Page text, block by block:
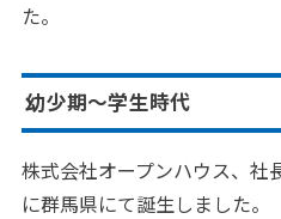
た。
幼少期～学生時代
株式会社オープンハウス、社
に群馬県にて誕生しました。